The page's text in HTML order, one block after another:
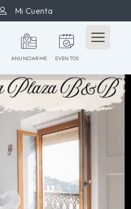
Mi Cuenta
EVENTOS
ANUNCIARME